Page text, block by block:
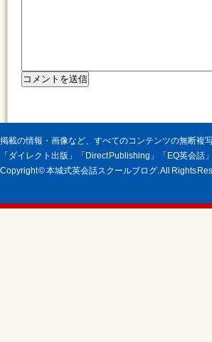
掲載の情報・画像など、すべてのコンテンツの無断複
「ダイレクト出版」「Direct Publishing」「EQ英会
Copyright © 本城式英会話スクールブログ. All Rights